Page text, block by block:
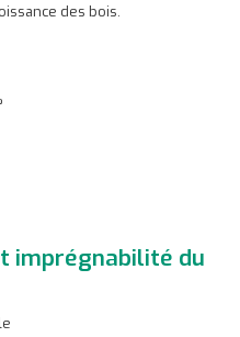
des bois.
imprégnabilité du